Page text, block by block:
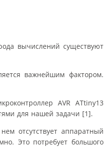
вычислений существуют
важнейшим фактором.
AVR ATtiny13
для нашей задачи [1].
отсутствует аппаратный
Это потребует большого